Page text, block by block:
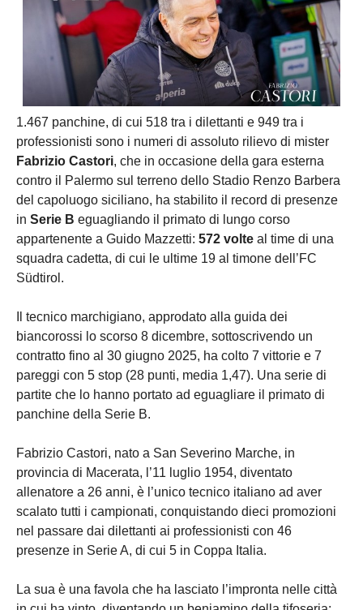
1.467 panchine, di cui 518 tra i dilettanti e 949 tra i
professionisti sono i numeri di assoluto rilievo di mister
Fabrizio Castori, che in occasione della gara esterna
contro il Palermo sul terreno dello Stadio Renzo Barbera
del capoluogo siciliano, ha stabilito il record di presenze
in Serie B eguagliando il primato di lungo corso
appartenente a Guido Mazzetti: 572 volte al time di una
squadra cadetta, di cui le ultime 19 al timone dell’FC
Südtirol.
Il tecnico marchigiano, approdato alla guida dei
biancorossi lo scorso 8 dicembre, sottoscrivendo un
contratto fino al 30 giugno 2025, ha colto 7 vittorie e 7
pareggi con 5 stop (28 punti, media 1,47). Una serie di
partite che lo hanno portato ad eguagliare il primato di
panchine della Serie B.
Fabrizio Castori, nato a San Severino Marche, in
provincia di Macerata, l’11 luglio 1954, diventato
allenatore a 26 anni, è l’unico tecnico italiano ad aver
scalato tutti i campionati, conquistando dieci promozioni
nel passare dai dilettanti ai professionisti con 46
presenze in Serie A, di cui 5 in Coppa Italia.
La sua è una favola che ha lasciato l’impronta nelle città